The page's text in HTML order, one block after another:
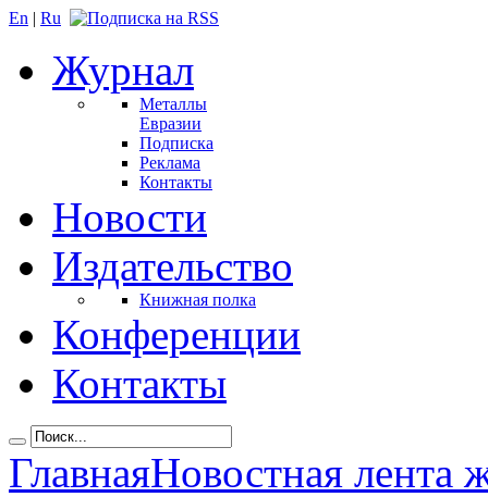
En | Ru
Журнал
Металлы
Евразии
Подписка
Реклама
Контакты
Новости
Издательство
Книжная полка
Конференции
Контакты
ГлавнаяНовостная лента